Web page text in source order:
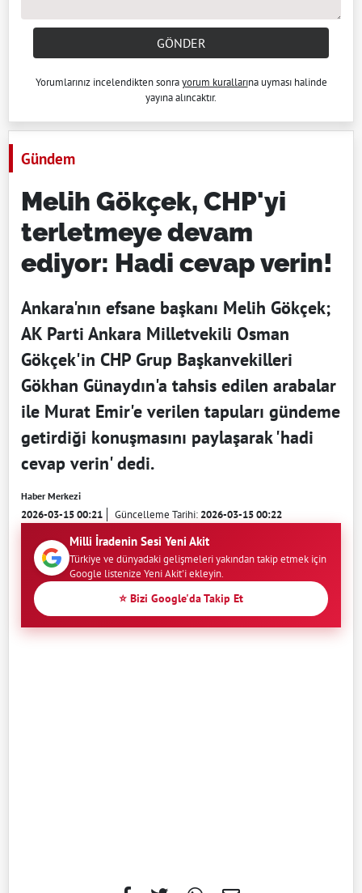
GÖNDER
Yorumlarınız incelendikten sonrayorum kurallarına uyması halinde
yayına alıncaktır.
Gündem
Melih Gökçek, CHP'yi
terletmeye devam
ediyor: Hadi cevap verin!
Ankara'nın efsane başkanı Melih Gökçek;
AK Parti Ankara Milletvekili Osman
Gökçek'in CHP Grup Başkanvekilleri
Gökhan Günaydın'a tahsis edilen arabalar
ile Murat Emir'e verilen tapuları gündeme
getirdiği konuşmasını paylaşarak 'hadi
cevap verin' dedi.
Haber Merkezi
2026-03-15 00:21 Güncelleme Tarihi:2026-03-15 00:22
Milli İradenin Sesi Yeni Akit
Türkiye ve dünyadaki gelişmeleri yakından takip etmek için
Google listenize Yeni Akit'i ekleyin.
⭐ Bizi Google'da Takip Et